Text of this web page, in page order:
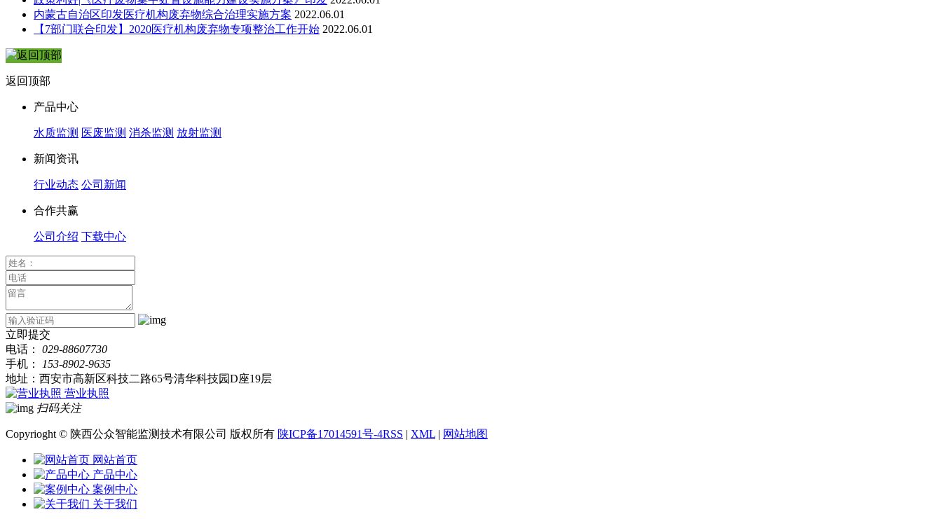
内蒙古自治区印发医疗机构废弃物综合治理实施方案 2022.06.01
【7部门联合印发】2020医疗机构废弃物专项整治工作开始 2022.06.01
返回顶部
产品中心
水质监测 医废监测 消杀监测 放射监测
新闻资讯
行业动态 公司新闻
合作共赢
公司介绍 下载中心
立即提交
电话： 029-88607730
手机：
153-8902-9635
地址：西安市高新区科技二路65号清华科技园D座19层
营业执照
扫码关注
Copyrioght © 陕西公众智能监测技术有限公司 版权所有 陕ICP备17014591号-4RSS | XML | 网站地图
网站首页
产品中心
案例中心
关于我们